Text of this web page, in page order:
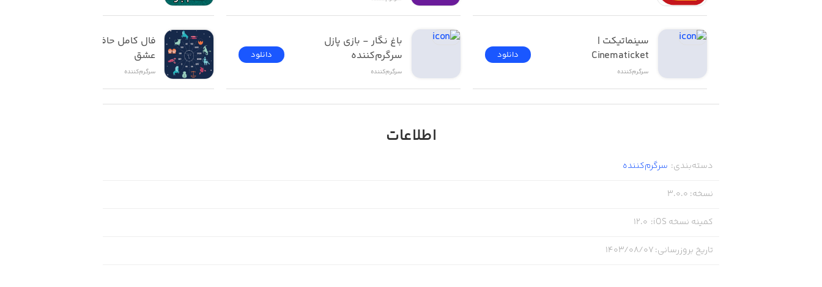
• قابلیت باز کردن کاراکترهای جدید و متنوع
• موسیقی و صداگذاری جذاب برای تجربه‌ای دلنشین
Cinematicket
سرگرم‌کننده
دانلود
سرگرم‌کننده
سرگرم‌کننده
دانلود
عشق
سرگرم‌کننده
اطلاعات
دسته‌بندی: سرگرم‌کننده
نسخه:
3.0.0
کمینه نسخه iOS :
12.0
تاریخ بروزرسانی:۱۴۰۳/۰۸/۰۷